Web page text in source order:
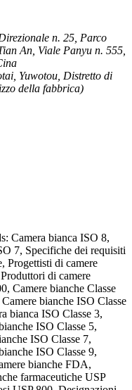
n. 25, Parco
An, Viale Panyu n. 555,
Yuwotou, Distretto di
della fabbrica)
Camera bianca ISO 8,
7, Specifiche dei requisiti
Progettisti di camere
di camere
Camere bianche Classe
bianche ISO Classe
bianca ISO Classe 3,
ISO Classe 5,
ISO Classe 7,
ISO Classe 9,
bianche FDA,
farmaceutiche USP